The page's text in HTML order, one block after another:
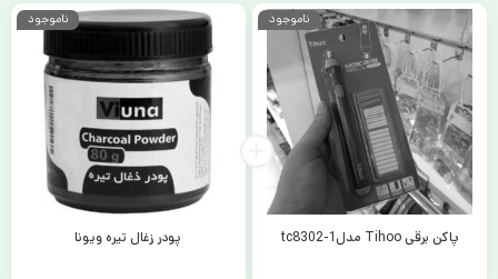
ناموجود
پاکن برقی Tihoo مدلtc8302-1
ناموجود
پودر زغال تیره ویونا